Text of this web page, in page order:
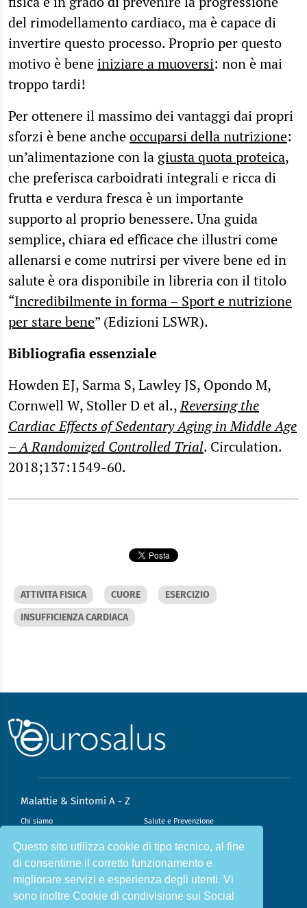
Questo sito utilizza cookie di tipo tecnico, al fine
di consentirne il corretto funzionamento e
migliorare servizi e esperienza degli utenti. Vi
sono inoltre Cookie di condivisione sui Social
del rimodellamento cardiaco, ma è capace di
invertire questo processo. Proprio per questo
motivo è beneiniziare a muoversi: non è mai
troppo tardi!
Per ottenere il massimo dei vantaggi dai propri
sforzi è bene ancheoccuparsi della nutrizione:
un’alimentazione con la giusta quota proteica,
che preferisca carboidrati integrali e ricca di
frutta e verdura fresca è un importante
supporto al proprio benessere. Una guida
semplice, chiara ed efficace che illustri come
allenarsi e come nutrirsi per vivere bene ed in
salute è ora disponibile in libreria con il titolo
“Incredibilmente in forma – Sport e nutrizione
per stare bene” (Edizioni LSWR).
Bibliografia essenziale
Howden EJ, Sarma S, Lawley JS, Opondo M,
Cornwell W, Stoller D et al.,Reversing the
Cardiac Effects of Sedentary Aging in Middle Age
– A Randomized Controlled Trial. Circulation.
2018;137:1549-60.
ATTIVITA FISICA CUORE
ESERCIZIO
INSUFFICIENZA CARDIACA
Malattie & Sintomi A - Z
Chi siamo Salute e Prevenzione
Infiammazione e Allergia Direzione scientifica
Nutrizione e Stili di vita Sport e Benessere
Cookie Policy L’angolo del dottore